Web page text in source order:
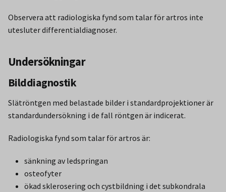
Observera att radiologiska fynd som talar för artros inte
utesluter differentialdiagnoser.
Undersökningar
Bilddiagnostik
Slätröntgen med belastade bilder i standardprojektioner är
standardundersökning i de fall röntgen är indicerat.
Radiologiska fynd som talar för artros är:
sänkning av ledspringan
osteofyter
ökad sklerosering och cystbildning i det subkondrala